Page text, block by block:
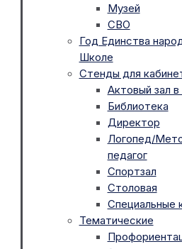
Музей
СВО
Год Единства
Школе
Стенды для
Актовый зал
Библиотека
Директор
Логопед/
педагог
Спортзал
Столовая
Специальные
Тематические